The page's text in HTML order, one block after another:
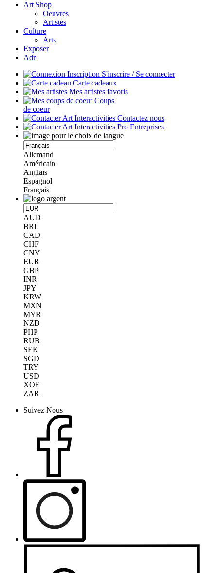
Art Shop
Oeuvres
Artistes
Culture
Arts
Exposer
Adn
S'inscrire / Se connecter
Carte cadeaux
Mes artistes favoris
Coups
de coeur
Contactez nous
Entreprises
Allemand
Américain
Anglais
Espagnol
Français
AUD
BRL
CAD
CHF
CNY
EUR
GBP
INR
JPY
KRW
MXN
MYR
NZD
PHP
RUB
SEK
SGD
TRY
USD
XOF
ZAR
Suivez Nous